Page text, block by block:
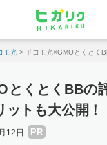
モ光 > ドコモ光×GMOとくとく
とくとくBBの
ットも大公開！
12日 PR